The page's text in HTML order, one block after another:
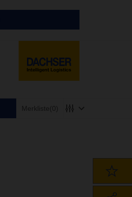
Merkliste(0)